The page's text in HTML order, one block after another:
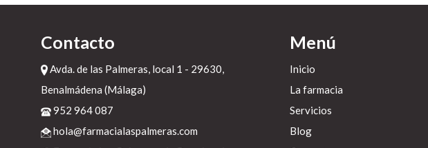
Contacto
Avda. de las Palmeras, local 1 - 29630,
Benalmádena (Málaga)
952 964 087
hola@farmacialaspalmeras.com
Menú
Inicio
La farmacia
Servicios
Blog